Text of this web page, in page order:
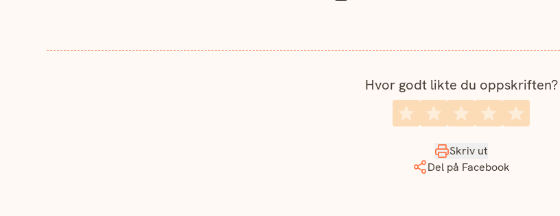
Hvor godt likte du oppskriften?
Skriv ut
Del på Facebook